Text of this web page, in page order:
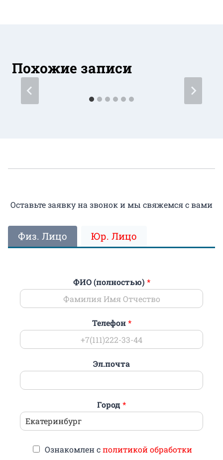
Похожие записи
Оставьте заявку на звонок и мы свяжемся с вами
Физ. Лицо Юр. Лицо
ФИО (полностью) *
Телефон*
Эл.почта
Город *
Ознакомлен сполитикой обработки